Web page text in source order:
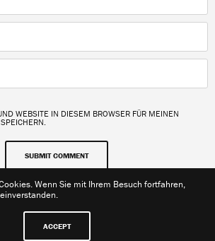
WEBSITE IN DIESEM BROWSER FÜR MEINEN
Impressum Datenschutzerklärung
Wenn Sie mit Ihrem Besuch fortfahren,
ACCEPT